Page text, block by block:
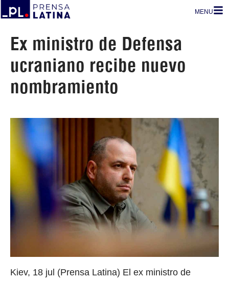
MENU
Ex ministro de Defensa
ucraniano recibe nuevo
nombramiento
Kiev, 18 jul (Prensa Latina) El ex ministro de